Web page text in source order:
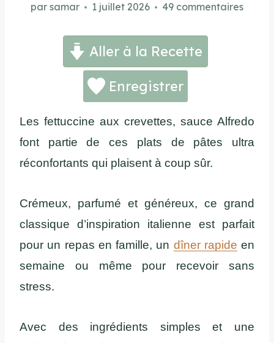
par samar 1 juillet 2026 49 commentaires
Aller à la Recette
Enregistrer
Les fettuccine aux crevettes, sauce Alfredo
font partie de ces plats de pâtes ultra
réconfortants qui plaisent à coup sûr.
Crémeux, parfumé et généreux, ce grand
classique d’inspiration italienne est parfait
pour un repas en famille, un dîner rapide en
semaine ou même pour recevoir sans
stress.
Avec des ingrédients simples et une